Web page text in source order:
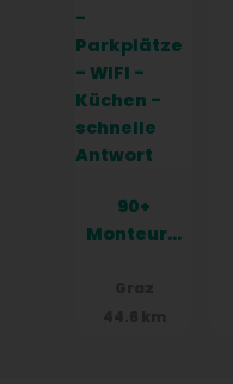
90+
Monteurzi